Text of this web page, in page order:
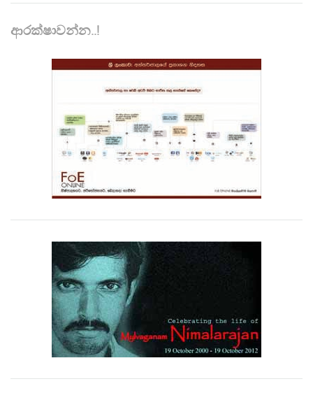
ආරක්ෂාවන්න..!